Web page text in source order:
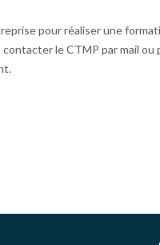
pour réaliser une
le CTMP par mail